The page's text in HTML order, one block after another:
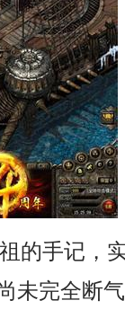
的手记，
完全断